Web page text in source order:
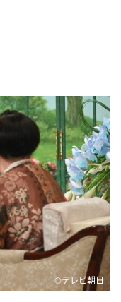
でやねん！？」
る？～
タ
©テレビ朝日